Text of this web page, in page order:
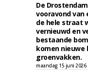
De
vooravond van
de hele straat
vernieuwd en
bestaande
komen nieuwe
groenvakken.
maandag 15 juni 2026